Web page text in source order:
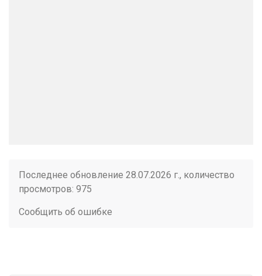
Последнее обновление 28.07.2026 г., количество
просмотров: 975
Сообщить об ошибке